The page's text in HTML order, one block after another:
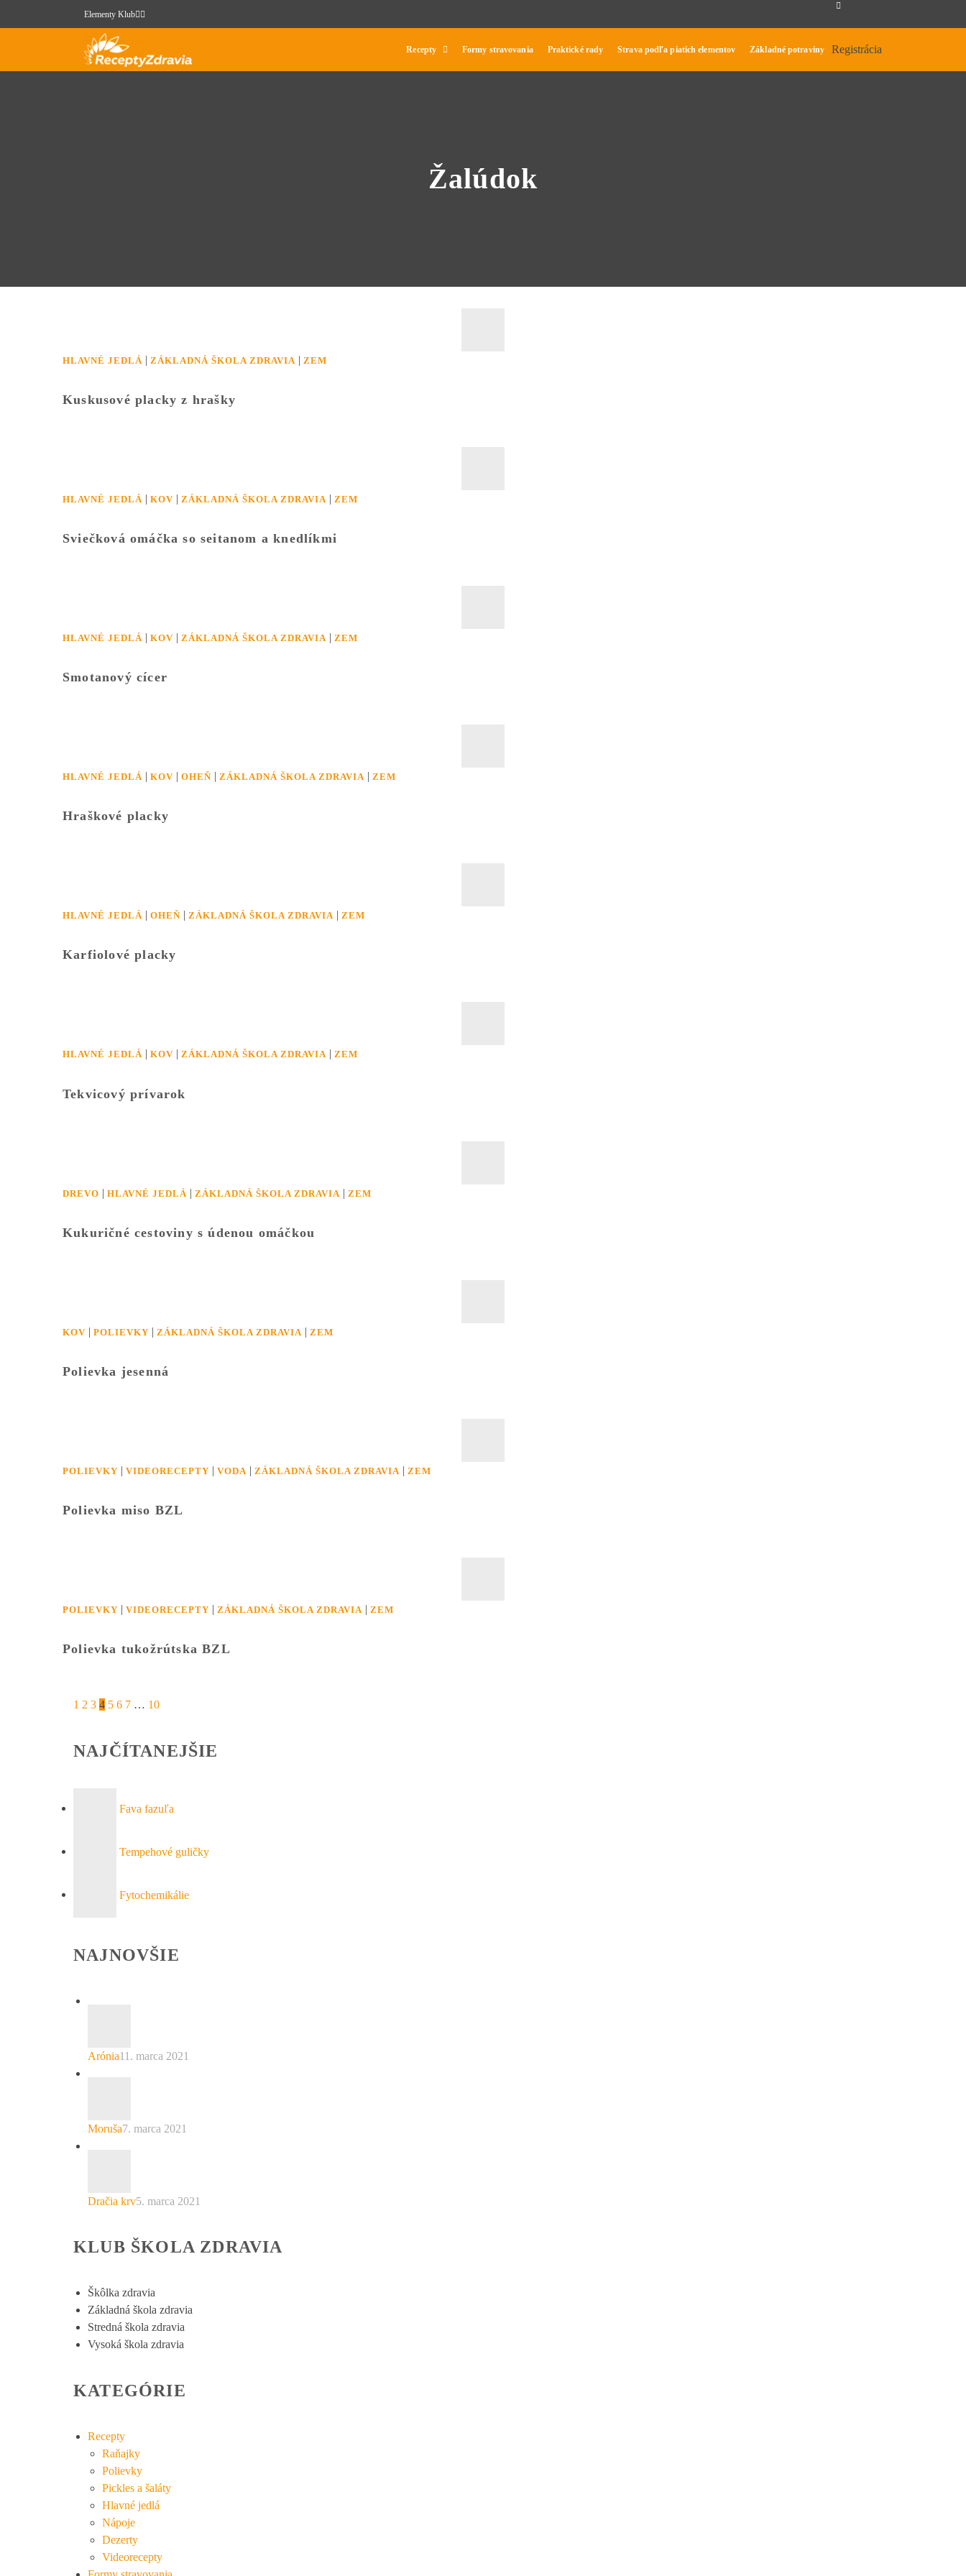
Elementy Klub
Recepty Formy stravovania Praktické rady Strava podľa piatich elementov Základné potraviny Registrácia
Žalúdok
HLAVNÉ JEDLÁ | ZÁKLADNÁ ŠKOLA ZDRAVIA | ZEM
Kuskusové placky z hrašky
HLAVNÉ JEDLÁ | KOV | ZÁKLADNÁ ŠKOLA ZDRAVIA | ZEM
Sviečková omáčka so seitanom a knedlíkmi
HLAVNÉ JEDLÁ | KOV | ZÁKLADNÁ ŠKOLA ZDRAVIA | ZEM
Smotanový cícer
HLAVNÉ JEDLÁ | KOV | OHEŇ | ZÁKLADNÁ ŠKOLA ZDRAVIA | ZEM
Hraškové placky
HLAVNÉ JEDLÁ | OHEŇ | ZÁKLADNÁ ŠKOLA ZDRAVIA | ZEM
Karfiolové placky
HLAVNÉ JEDLÁ KOV ZÁKLADNÁ ŠKOLA ZDRAVIA ZEM
Tekvicový prívarok
DREVO | HLAVNÉ JEDLÁ | ZÁKLADNÁ ŠKOLA ZDRAVIA | ZEM
Kukuričné cestoviny s údenou omáčkou
KOV | POLIEVKY | ZÁKLADNÁ ŠKOLA ZDRAVIA | ZEM
Polievka jesenná
POLIEVKY | VIDEORECEPTY | VODA | ZÁKLADNÁ ŠKOLA ZDRAVIA | ZEM
Polievka miso BZL
POLIEVKY | VIDEORECEPTY | ZÁKLADNÁ ŠKOLA ZDRAVIA | ZEM
Polievka tukožrútska BZL
1 2 3 4 5 6 7 … 10
NAJČÍTANEJŠIE
Fava fazuľa
Tempehové guličky
Fytochemikálie
NAJNOVŠIE
Arónia11. marca 2021
Moruša7. marca 2021
Dračia krv5. marca 2021
KLUB ŠKOLA ZDRAVIA
Škôlka zdravia
Základná škola zdravia
Stredná škola zdravia
Vysoká škola zdravia
KATEGÓRIE
Recepty
Raňajky
Polievky
Pickles a šaláty
Hlavné jedlá
Nápoje
Dezerty
Videorecepty